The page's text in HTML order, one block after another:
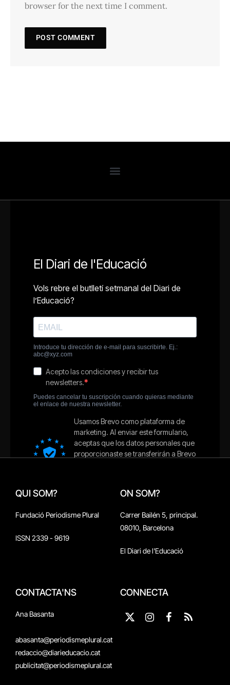
browser for the next time I comment.
QUI SOM?
Fundació Periodisme Plural
ISSN 2339 - 9619
ON SOM?
Carrer Bailén 5, principal.
08010, Barcelona
El Diari de l'Educació
CONTACTA'NS
Ana Basanta
abasanta@periodismeplural.cat
redaccio@diarieducacio.cat
publicitat@periodismeplural.cat
CONNECTA
X
Instagram
Facebook
RSS